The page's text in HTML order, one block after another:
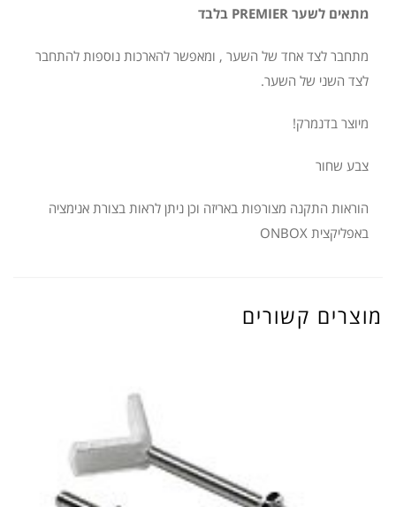
מתאים לשער PREMIER בלבד
מתחבר לצד אחד של השער , ומאפשר להארכות נוספות להתחבר
לצד השני של השער.
מיוצר בדנמרק!
צבע שחור
הוראות התקנה מצורפות באריזה וכן ניתן לראות בצורת אנימציה
באפליקצית ONBOX
מוצרים קשורים